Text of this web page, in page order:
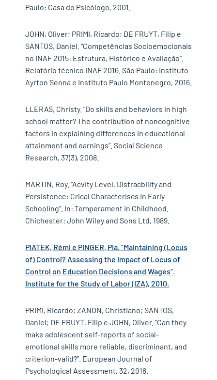
Paulo: Casa do Psicólogo, 2001.
JOHN, Oliver; PRIMI, Ricardo; DE FRUYT, Filip e
SANTOS, Daniel. “Competências Socioemocionais
no INAF 2015: Estrutura, Histórico e Avaliação”.
Relatório técnico INAF 2016. São Paulo: Instituto
Ayrton Senna e Instituto Paulo Montenegro, 2016.
LLERAS, Christy. “Do skills and behaviors in high
school matter? The contribution of noncognitive
factors in explaining differences in educational
attainment and earnings”. Social Science
Research, 37(3), 2008.
MARTIN, Roy. “Acvity Level, Distracbility and
Persistence: Crical Characteriscs in Early
Schooling”. In: Temperament in Childhood.
Chichester: John Wiley and Sons Ltd, 1989.
PIATEK, Rémi e PINGER, Pia. “Maintaining (Locus
of) Control? Assessing the Impact of Locus of
Control on Education Decisions and Wages”.
Institute for the Study of Labor (IZA), 2010.
PRIMI, Ricardo; ZANON, Christiano; SANTOS,
Daniel; DE FRUYT, Filip e JOHN, Oliver. “Can they
make adolescent self-reports of social-
emotional skills more reliable, discriminant, and
criterion-valid?”. European Journal of
Psychological Assessment, 32, 2016.